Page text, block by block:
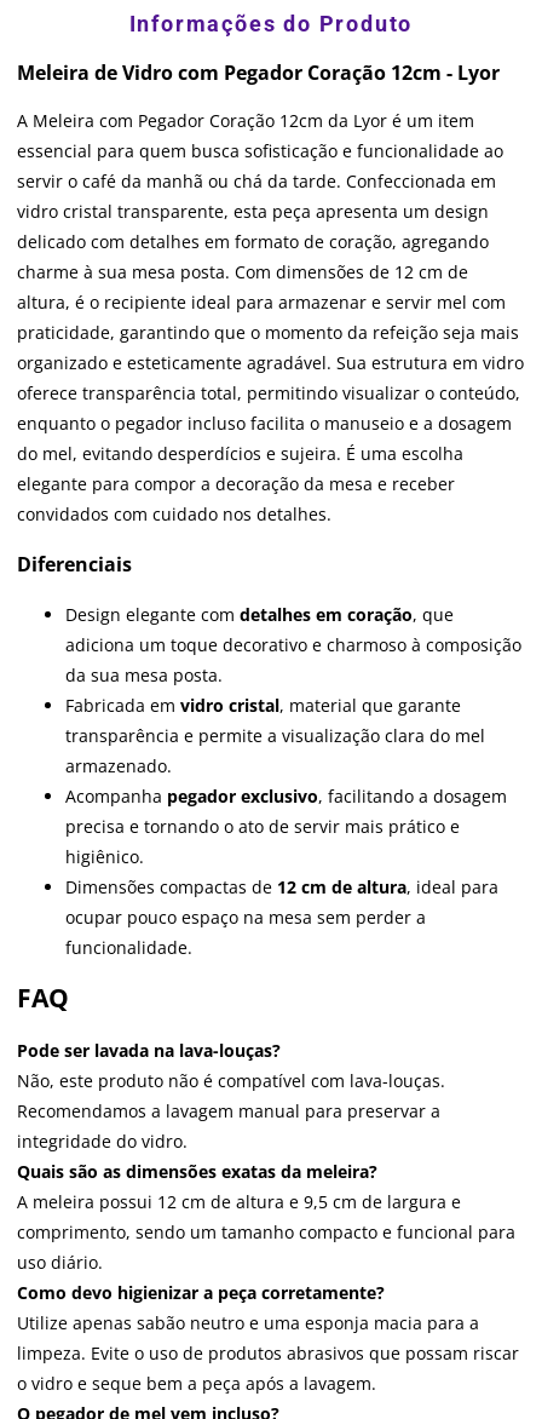
Meleira de Vidro com Pegador Coração 12cm - Lyor
A Meleira com Pegador Coração 12cm da Lyor é um item
essencial para quem busca sofisticação e funcionalidade ao
servir o café da manhã ou chá da tarde. Confeccionada em
vidro cristal transparente, esta peça apresenta um design
delicado com detalhes em formato de coração, agregando
charme à sua mesa posta. Com dimensões de 12 cm de
altura, é o recipiente ideal para armazenar e servir mel com
praticidade, garantindo que o momento da refeição seja mais
organizado e esteticamente agradável. Sua estrutura em vidro
oferece transparência total, permitindo visualizar o conteúdo,
enquanto o pegador incluso facilita o manuseio e a dosagem
do mel, evitando desperdícios e sujeira. É uma escolha
elegante para compor a decoração da mesa e receber
convidados com cuidado nos detalhes.
Diferenciais
Design elegante com detalhes em coração, que
adiciona um toque decorativo e charmoso à composição
da sua mesa posta.
Fabricada em vidro cristal, material que garante
transparência e permite a visualização clara do mel
armazenado.
Acompanha pegador exclusivo, facilitando a dosagem
precisa e tornando o ato de servir mais prático e
higiênico.
Dimensões compactas de 12 cm de altura, ideal para
ocupar pouco espaço na mesa sem perder a
funcionalidade.
FAQ
Pode ser lavada na lava-louças?
Não, este produto não é compatível com lava-louças.
Recomendamos a lavagem manual para preservar a
integridade do vidro.
Quais são as dimensões exatas da meleira?
A meleira possui 12 cm de altura e 9,5 cm de largura e
comprimento, sendo um tamanho compacto e funcional para
uso diário.
Como devo higienizar a peça corretamente?
Utilize apenas sabão neutro e uma esponja macia para a
limpeza. Evite o uso de produtos abrasivos que possam riscar
o vidro e seque bem a peça após a lavagem.
O pegador de mel vem incluso?